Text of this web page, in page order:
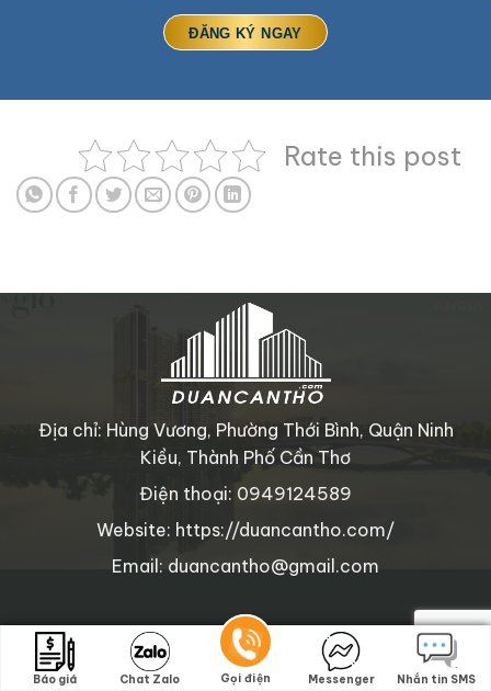
Rate this post
Địa chỉ: Hùng Vương, Phường Thới Bình, Quận Ninh
Kiều, Thành Phố Cần Thơ
Điện thoại: 0949124589
Website: https://duancantho.com/
Email: duancantho@gmail.com
Copyright © 2025 duancantho.com . All rights reserved.
Báo giá Chat Zalo Gọi điện Messenger Nhắn tin SMS
Báo giá Chat Zalo Gọi điện Messenger Nhắn tin SMS